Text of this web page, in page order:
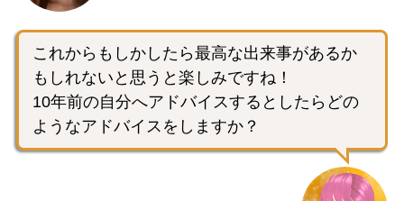
これからもしかしたら最高な出来事があるか
もしれないと思うと楽しみですね！
10年前の自分へアドバイスするとしたらどの
ようなアドバイスをしますか？